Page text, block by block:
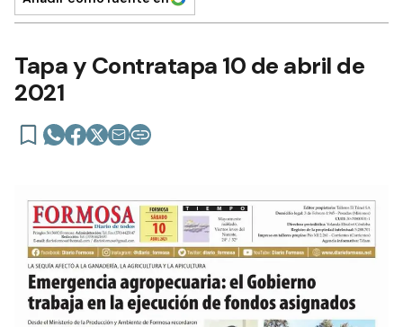
Tapa y Contratapa 10 de abril de
2021